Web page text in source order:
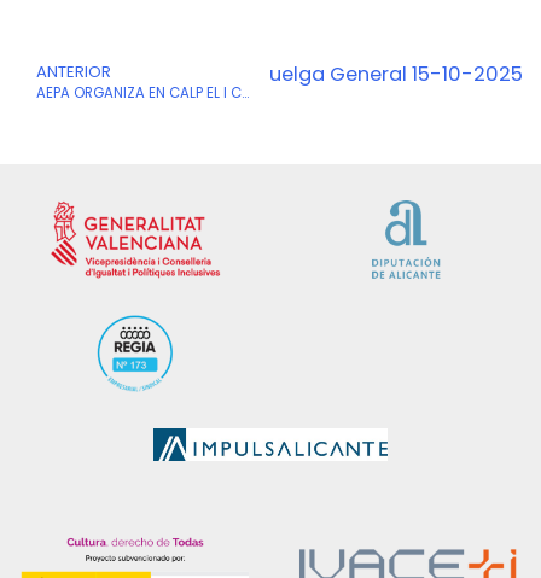
Ant
ANTERIOR
AEPA ORGANIZA EN CALP EL I CONCURSO DE PITCH PARA EMPRESARIAS
Huelga General 15-10-2025